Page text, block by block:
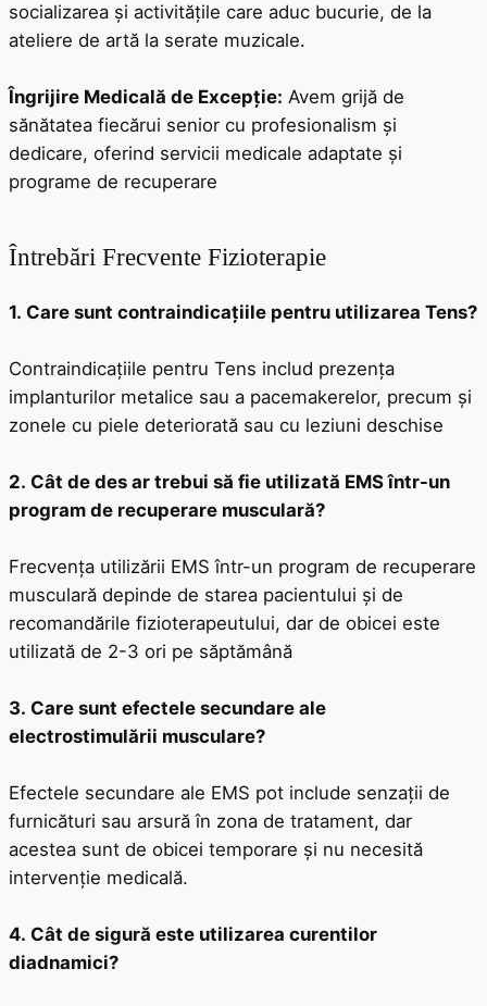
socializarea și activitățile care aduc bucurie, de la
ateliere de artă la serate muzicale.
Îngrijire Medicală de Excepție: Avem grijă de
sănătatea fiecărui senior cu profesionalism și
dedicare, oferind servicii medicale adaptate și
programe de recuperare
Întrebări Frecvente Fizioterapie
1. Care sunt contraindicațiile pentru utilizarea Tens?
Contraindicațiile pentru Tens includ prezența
implanturilor metalice sau a pacemakerelor, precum și
zonele cu piele deteriorată sau cu leziuni deschise
2. Cât de des ar trebui să fie utilizată EMS într-un
program de recuperare musculară?
Frecvența utilizării EMS într-un program de recuperare
musculară depinde de starea pacientului și de
recomandările fizioterapeutului, dar de obicei este
utilizată de 2-3 ori pe săptămână
3. Care sunt efectele secundare ale
electrostimulării musculare?
Efectele secundare ale EMS pot include senzații de
furnicături sau arsură în zona de tratament, dar
acestea sunt de obicei temporare și nu necesită
intervenție medicală.
4. Cât de sigură este utilizarea curentilor
diadnamici?